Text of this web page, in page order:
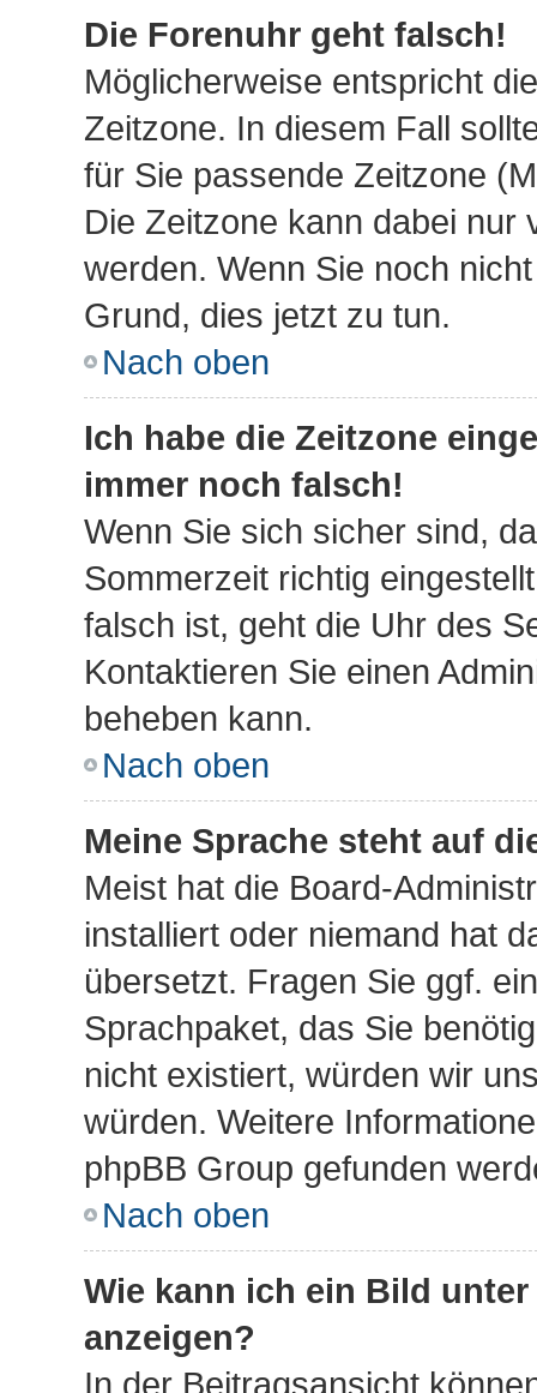
Die Forenuhr geht falsch!
Möglicherweise entspricht
Zeitzone. In diesem Fall
für Sie passende Zeitzone
Die Zeitzone kann dabei nur
werden. Wenn Sie noch
Grund, dies jetzt zu tun.
Nach oben
Ich habe die Zeitzone
immer noch falsch!
Wenn Sie sich sicher sind,
Sommerzeit richtig
falsch ist, geht die Uhr des
Kontaktieren Sie einen
beheben kann.
Nach oben
Meine Sprache steht auf
Meist hat die Board-
installiert oder niemand hat
übersetzt. Fragen Sie ggf.
Sprachpaket, das Sie
nicht existiert, würden wir
würden. Weitere
phpBB Group gefunden
Nach oben
Wie kann ich ein Bild
anzeigen?
In der Beitragsansicht